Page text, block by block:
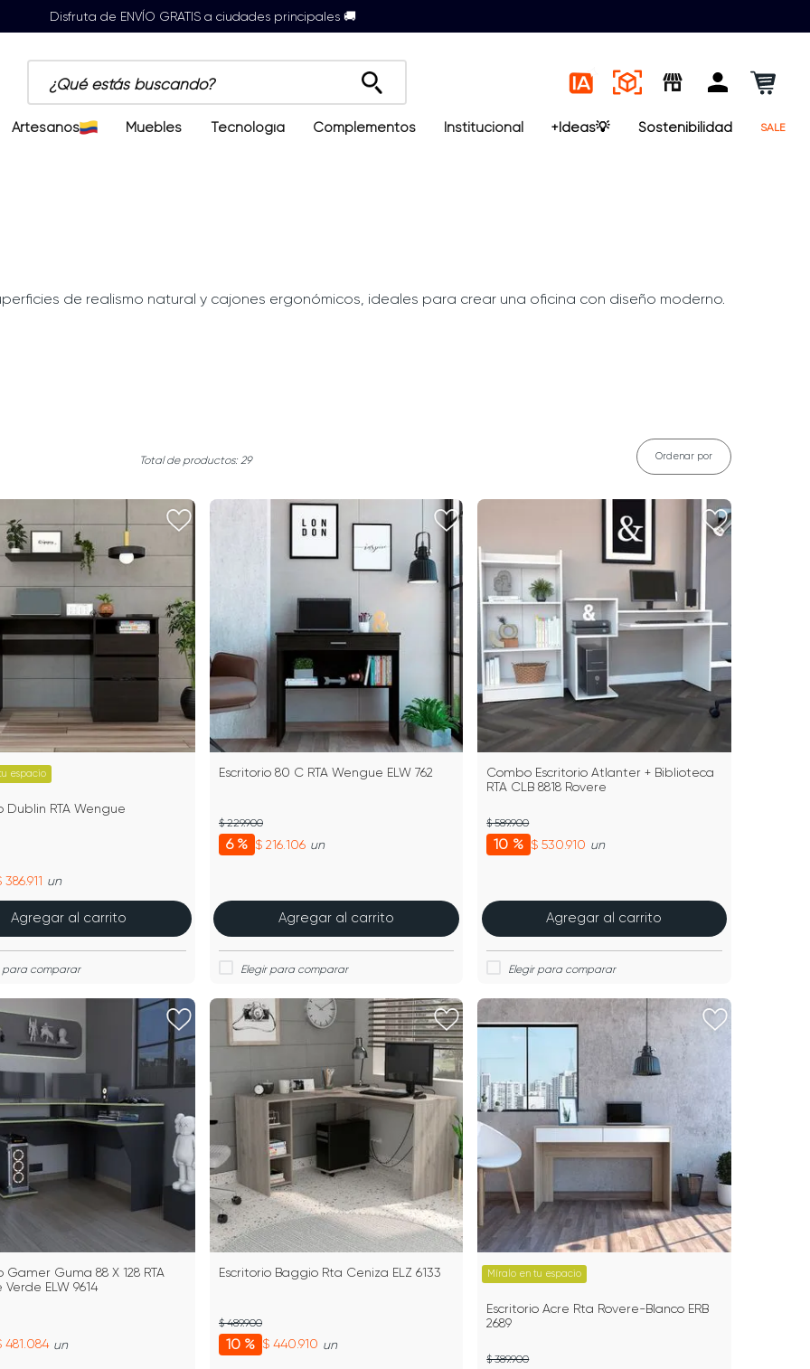
Disfruta de ENVÍO GRATIS a ciudades principales 🚚
¿Qué estás buscando?
Artesanos Muebles Tecnología Complementos Institucional +Ideas💡 Sostenibilidad SALE
de realismo natural y cajones ergonómicos, ideales para crear una oficina con diseño moderno.
29 Ordenar por
espacio
Dublin RTA Wengue
386.911 un
Agregar al carrito
Escritorio 80 C RTA Wengue ELW 762
6 % $ 216.106
$ 229.900
un
Agregar al carrito
Combo Escritorio Atlanter + Biblioteca
RTA CLB 8818 Rovere
10 % $ 530.910
$ 589.900
un
Agregar al carrito
Gamer Guma 88 X 128 RTA
ELW 9614
481.084 un
Escritorio Baggio Rta Ceniza ELZ 6133
10 % $ 440.910
$ 489.900
un
Míralo en tu espacio
Escritorio Acre Rta Rovere-Blanco ERB
2689
$ 389.900